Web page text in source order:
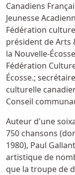
Canadiens
Jeunesse
Fédération
président de Arts
la Nouvelle-
Fédération
Écosse.;
culturelle
Conseil
Auteur d'une
750 chansons
1980), Paul
artistique de
que la troupe de